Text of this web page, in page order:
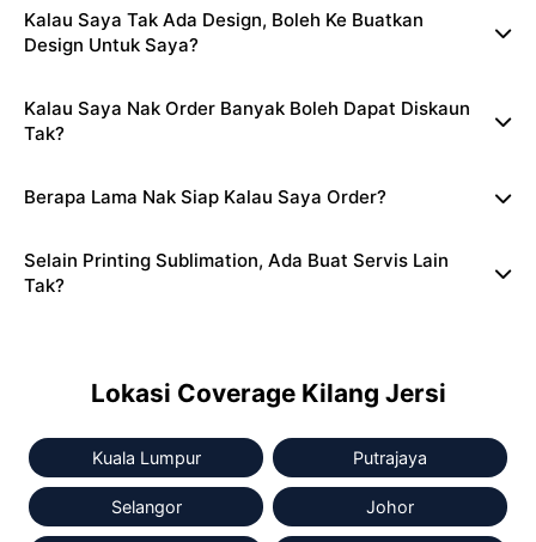
Kalau Saya Tak Ada Design, Boleh Ke Buatkan
Design Untuk Saya?
Kalau Saya Nak Order Banyak Boleh Dapat Diskaun
Tak?
Berapa Lama Nak Siap Kalau Saya Order?
Selain Printing Sublimation, Ada Buat Servis Lain
Tak?
Lokasi Coverage Kilang Jersi
Kuala Lumpur Putrajaya
Selangor Johor